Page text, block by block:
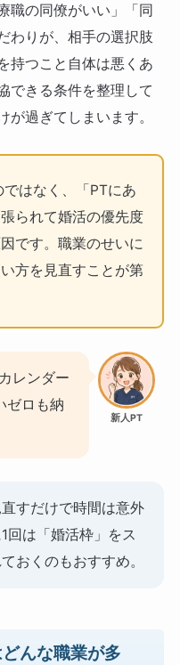
職の同僚がいい」「同
わりが、相手の選択肢
持つこと自体は悪くあ
できる条件を整理して
過ぎてしまいます。
ではなく、「PTにあ
られて婚活の優先度
です。職業のせいに
方を見直すことが第
新人PT
レンダー
ゼロも納
すだけで時間は意外
回は「婚活枠」をス
おくのもおすすめ。
んな職業が多